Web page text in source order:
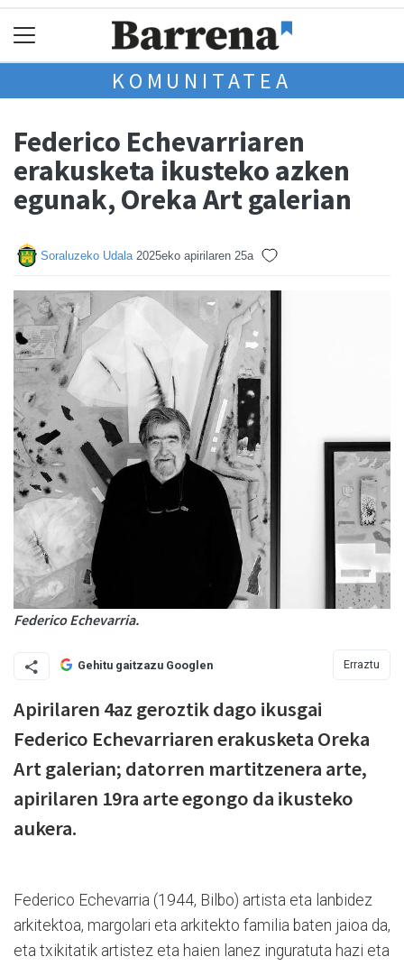
KOMUNITATEA
Federico Echevarriaren
erakusketa ikusteko azken
egunak, Oreka Art galerian
Soraluzeko Udala 2025eko apirilaren 25a
Federico Echevarria.
Gehitu gaitzazu Googlen Erraztu
Apirilaren 4az geroztik dago ikusgai
Federico Echevarriaren erakusketa Oreka
Art galerian; datorren martitzenera arte,
apirilaren 19ra arte egongo da ikusteko
aukera.
Federico Echevarria (1944, Bilbo) artista eta lanbidez
arkitektoa, margolari eta arkitekto familia baten jaioa da,
eta txikitatik artistez eta haien lanez inguratuta hazi eta